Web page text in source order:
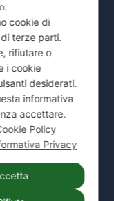
su 24, 7 giorni
e blocchi
Brianza, Sesto
Segrate,
cookie di
terze parti.
rifiutare o
i cookie
desiderati.
informativa
accettare.
Policy
Privacy